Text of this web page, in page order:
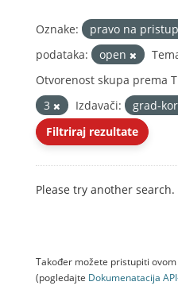
Oznake: pravo na
podataka:
open
Otvorenost skupa prema
3
Izdavači:
grad-
Filtriraj rezultate
Please try another search.
Također možete pristupiti
(pogledajte Dokumenаtаcijа